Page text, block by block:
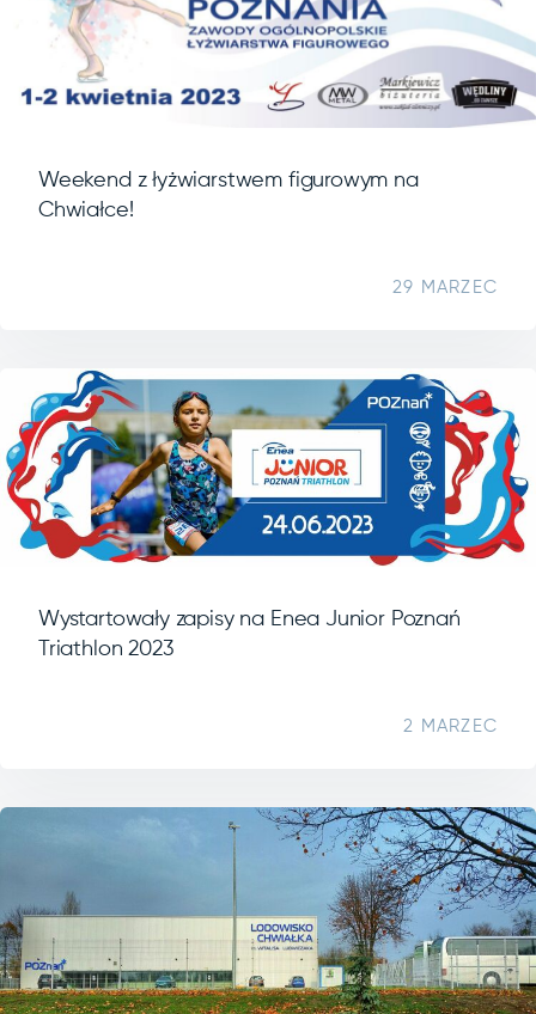
Weekend z łyżwiarstwem figurowym na
Chwiałce!
29 MARZEC
Wystartowały zapisy na Enea Junior Poznań
Triathlon 2023
2 MARZEC